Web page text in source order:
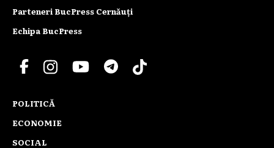
Parteneri BucPress Cernăuți
Echipa BucPress
POLITICĂ
ECONOMIE
SOCIAL